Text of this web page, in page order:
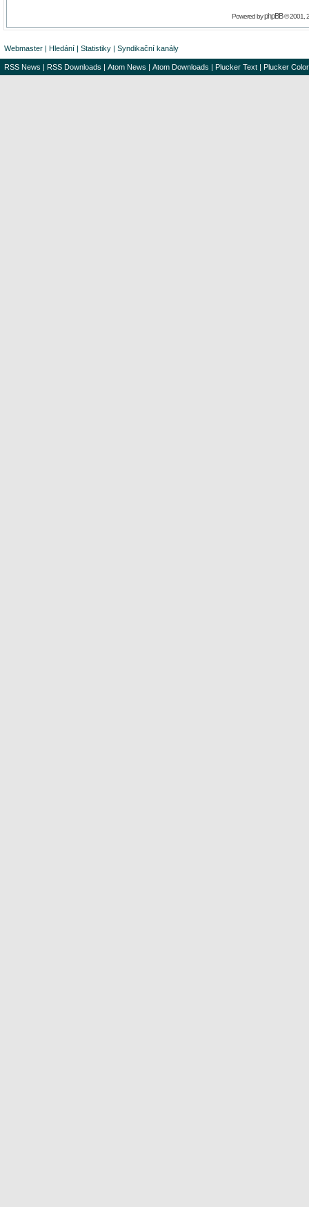
Powered byphpBB© 2001,
Webmaster | Hledání | Statistiky | Syndikační kanály
RSS News | RSS Downloads | Atom News | Atom Downloads | Plucker Text | Plucker Color